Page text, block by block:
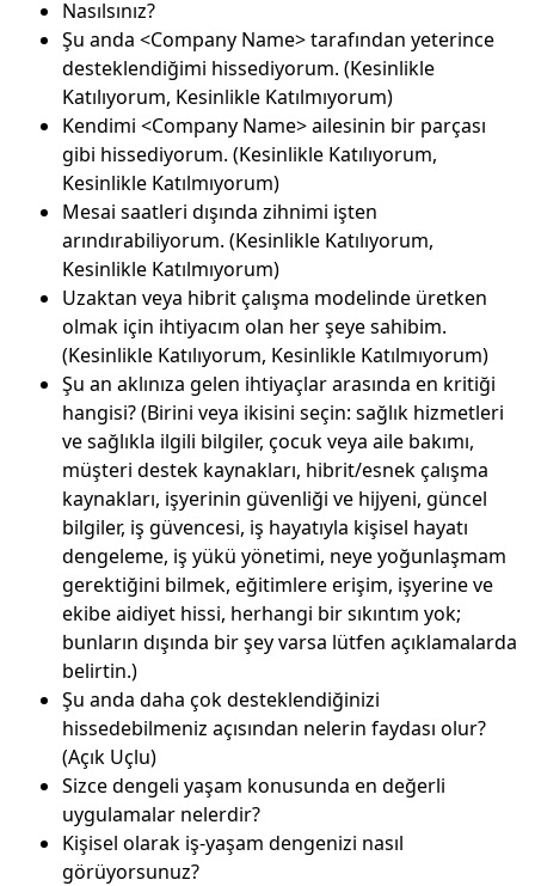
Nasılsınız?
Şu anda <Company Name> tarafından yeterince
desteklendiğimi hissediyorum. (Kesinlikle
Katılıyorum, Kesinlikle Katılmıyorum)
Kendimi <Company Name> ailesinin bir parçası
gibi hissediyorum. (Kesinlikle Katılıyorum,
Kesinlikle Katılmıyorum)
Mesai saatleri dışında zihnimi işten
arındırabiliyorum. (Kesinlikle Katılıyorum,
Kesinlikle Katılmıyorum)
Uzaktan veya hibrit çalışma modelinde üretken
olmak için ihtiyacım olan her şeye sahibim.
(Kesinlikle Katılıyorum, Kesinlikle Katılmıyorum)
Şu an aklınıza gelen ihtiyaçlar arasında en kritiği
hangisi? (Birini veya ikisini seçin: sağlık hizmetleri
ve sağlıkla ilgili bilgiler, çocuk veya aile bakımı,
müşteri destek kaynakları, hibrit/esnek çalışma
kaynakları, işyerinin güvenliği ve hijyeni, güncel
bilgiler, iş güvencesi, iş hayatıyla kişisel hayatı
dengeleme, iş yükü yönetimi, neye yoğunlaşmam
gerektiğini bilmek, eğitimlere erişim, işyerine ve
ekibe aidiyet hissi, herhangi bir sıkıntım yok;
bunların dışında bir şey varsa lütfen açıklamalarda
belirtin.)
Şu anda daha çok desteklendiğinizi
hissedebilmeniz açısından nelerin faydası olur?
(Açık Uçlu)
Sizce dengeli yaşam konusunda en değerli
uygulamalar nelerdir?
Kişisel olarak iş-yaşam dengenizi nasıl
görüyorsunuz?